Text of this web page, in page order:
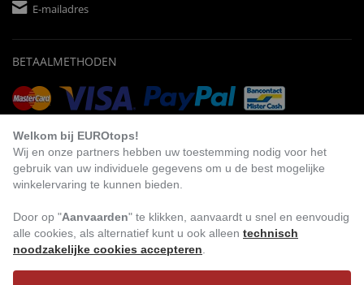
E-mailadres
BETAALMETHODEN
BEZOEK ONS
Welkom bij EUROtops!
Wij en onze partners hebben uw toestemming nodig voor het
gebruik van uw individuele gegevens om u de best mogelijke
winkelervaring te kunnen bieden.
Door op "Aanvaarden" te klikken, aanvaardt u snel en eenvoudig
alle cookies, als alternatief kunt u ook alleen technisch
noodzakelijke cookies accepteren